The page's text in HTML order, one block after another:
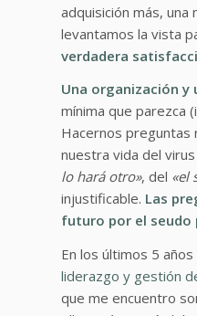
adquisición más,
levantamos la vista
verdadera
Una organización y
mínima que parezca
Hacernos preguntas
nuestra vida del
lo hará otro», del «el
injustificable. Las
futuro por el seudo
En los últimos 5
liderazgo y gestión
que me encuentro